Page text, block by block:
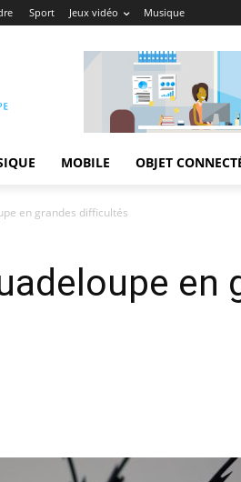
Sport Jeux vidéo Musique
MOBILE OBJET
en grandes difficultés
en